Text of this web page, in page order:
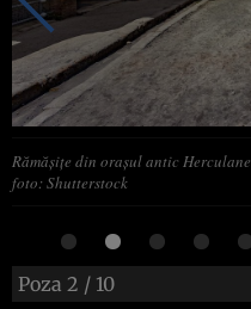
Rămășițe din orașul antic
foto: Shutterstock
Poza 2 / 10